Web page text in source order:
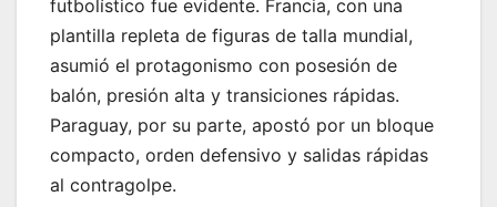
futbolístico fue evidente. Francia, con una
plantilla repleta de figuras de talla mundial,
asumió el protagonismo con posesión de
balón, presión alta y transiciones rápidas.
Paraguay, por su parte, apostó por un bloque
compacto, orden defensivo y salidas rápidas
al contragolpe.